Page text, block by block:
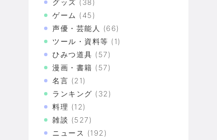
グッズ (38)
ゲーム (45)
声優・芸能人 (66)
ツール・資料等 (1)
ひみつ道具 (57)
漫画・書籍 (57)
名言 (21)
ランキング (32)
料理 (12)
雑談 (527)
ニュース (192)